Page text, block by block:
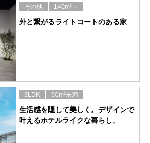
その他 140m²～
外と繋がるライトコートのある家
3LDK 90m²未満
生活感を隠して美しく。デザインで
叶えるホテルライクな暮らし。